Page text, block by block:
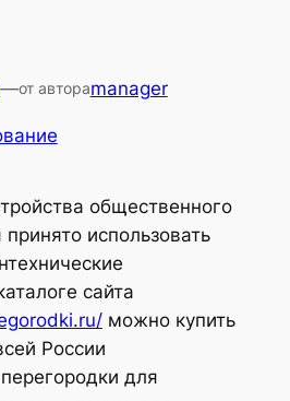
—от автораmanager
общественного
использовать
сайта
можно купить
России
для